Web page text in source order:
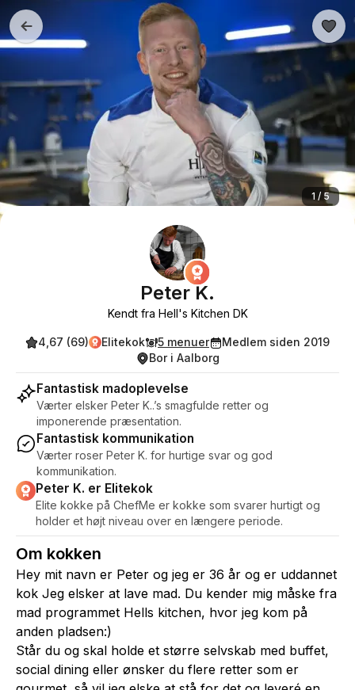
1 / 5
Peter K.
Kendt fra Hell's Kitchen DK
4,67 (69) Elitekok 5 menuer
Medlem siden 2019
Bor i Aalborg
Fantastisk madoplevelse
Værter elsker Peter K..’s smagfulde retter og
imponerende præsentation.
Fantastisk kommunikation
Værter roser Peter K. for hurtige svar og god
kommunikation.
Peter K. er Elitekok
Elite kokke på ChefMe er kokke som svarer hurtigt og
holder et højt niveau over en længere periode.
Om kokken
Hey mit navn er Peter og jeg er 36 år og er uddannet
kok Jeg elsker at lave mad. Du kender mig måske fra
mad programmet Hells kitchen, hvor jeg kom på
anden pladsen:)
Står du og skal holde et større selvskab med buffet,
social dining eller ønsker du flere retter som er